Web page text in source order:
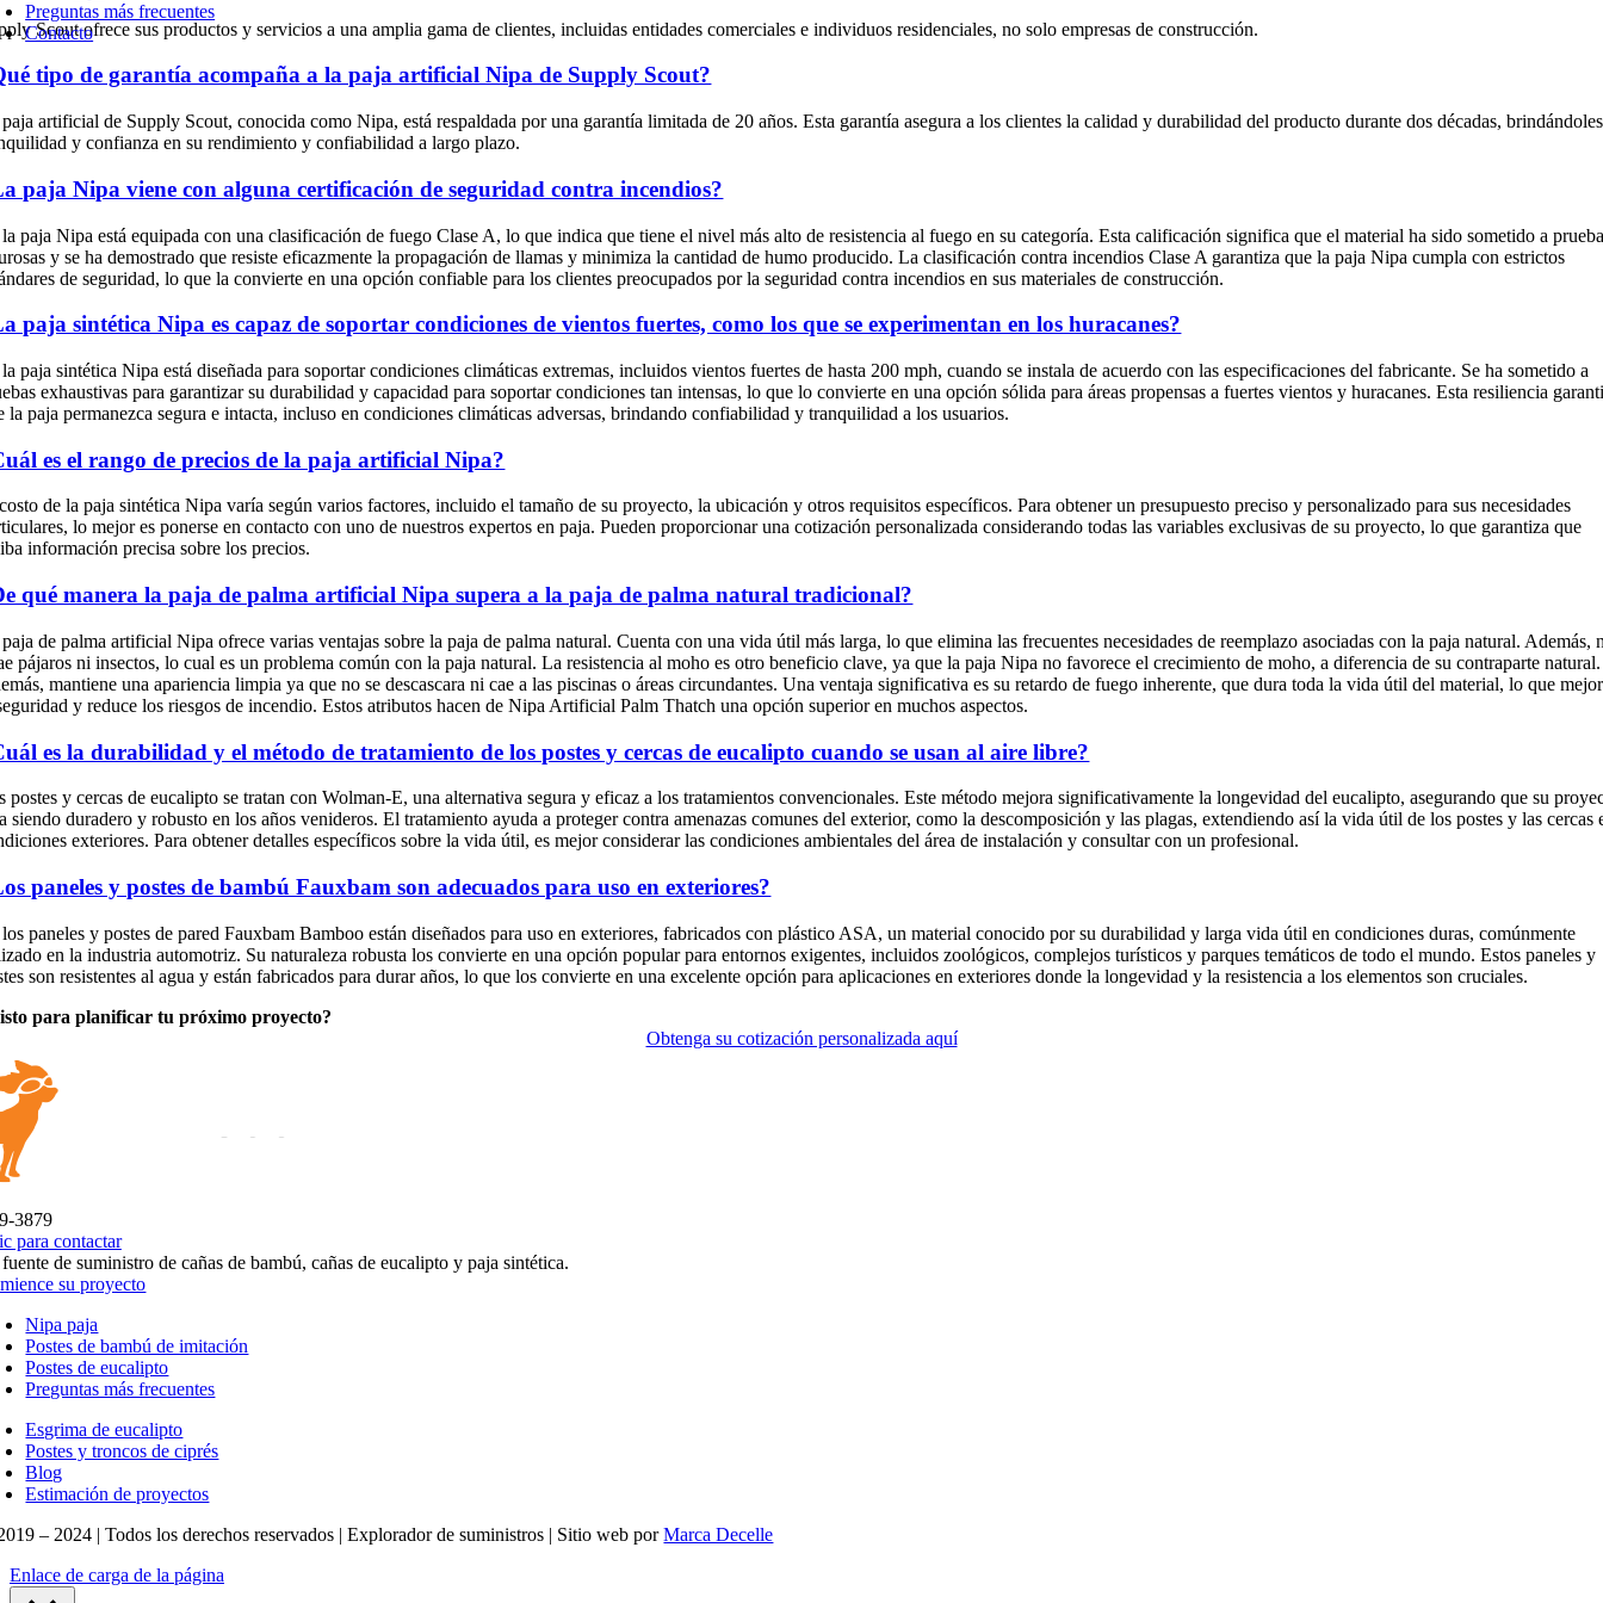
Preguntas más frecuentes
Contacto
Scout ofrece sus productos y servicios a una amplia gama de clientes, incluidas entidades comerciales e individuos residenciales, no solo empresas de construcción.
tipo de garantía acompaña a la paja artificial Nipa de Supply Scout?
artificial de Supply Scout, conocida como Nipa, está respaldada por una garantía limitada de 20 años. Esta garantía asegura a los clientes la calidad y durabilidad del producto durante dos décadas, brindándoles
y confianza en su rendimiento y confiabilidad a largo plazo.
paja Nipa viene con alguna certificación de seguridad contra incendios?
paja Nipa está equipada con una clasificación de fuego Clase A, lo que indica que tiene el nivel más alto de resistencia al fuego en su categoría. Esta calificación significa que el material ha sido sometido a
y se ha demostrado que resiste eficazmente la propagación de llamas y minimiza la cantidad de humo producido. La clasificación contra incendios Clase A garantiza que la paja Nipa cumpla con estrictos
de seguridad, lo que la convierte en una opción confiable para los clientes preocupados por la seguridad contra incendios en sus materiales de construcción.
paja sintética Nipa es capaz de soportar condiciones de vientos fuertes, como los que se experimentan en los huracanes?
paja sintética Nipa está diseñada para soportar condiciones climáticas extremas, incluidos vientos fuertes de hasta 200 mph, cuando se instala de acuerdo con las especificaciones del fabricante. Se ha sometido a
exhaustivas para garantizar su durabilidad y capacidad para soportar condiciones tan intensas, lo que lo convierte en una opción sólida para áreas propensas a fuertes vientos y huracanes. Esta resiliencia
la paja permanezca segura e intacta, incluso en condiciones climáticas adversas, brindando confiabilidad y tranquilidad a los usuarios.
es el rango de precios de la paja artificial Nipa?
de la paja sintética Nipa varía según varios factores, incluido el tamaño de su proyecto, la ubicación y otros requisitos específicos. Para obtener un presupuesto preciso y personalizado para sus necesidades
lo mejor es ponerse en contacto con uno de nuestros expertos en paja. Pueden proporcionar una cotización personalizada considerando todas las variables exclusivas de su proyecto, lo que garantiza que
información precisa sobre los precios.
qué manera la paja de palma artificial Nipa supera a la paja de palma natural tradicional?
de palma artificial Nipa ofrece varias ventajas sobre la paja de palma natural. Cuenta con una vida útil más larga, lo que elimina las frecuentes necesidades de reemplazo asociadas con la paja natural. Además,
pájaros ni insectos, lo cual es un problema común con la paja natural. La resistencia al moho es otro beneficio clave, ya que la paja Nipa no favorece el crecimiento de moho, a diferencia de su contraparte natural.
mantiene una apariencia limpia ya que no se descascara ni cae a las piscinas o áreas circundantes. Una ventaja significativa es su retardo de fuego inherente, que dura toda la vida útil del material, lo que
y reduce los riesgos de incendio. Estos atributos hacen de Nipa Artificial Palm Thatch una opción superior en muchos aspectos.
es la durabilidad y el método de tratamiento de los postes y cercas de eucalipto cuando se usan al aire libre?
postes y cercas de eucalipto se tratan con Wolman-E, una alternativa segura y eficaz a los tratamientos convencionales. Este método mejora significativamente la longevidad del eucalipto, asegurando que su
siendo duradero y robusto en los años venideros. El tratamiento ayuda a proteger contra amenazas comunes del exterior, como la descomposición y las plagas, extendiendo así la vida útil de los postes y las cercas
exteriores. Para obtener detalles específicos sobre la vida útil, es mejor considerar las condiciones ambientales del área de instalación y consultar con un profesional.
paneles y postes de bambú Fauxbam son adecuados para uso en exteriores?
paneles y postes de pared Fauxbam Bamboo están diseñados para uso en exteriores, fabricados con plástico ASA, un material conocido por su durabilidad y larga vida útil en condiciones duras, comúnmente
en la industria automotriz. Su naturaleza robusta los convierte en una opción popular para entornos exigentes, incluidos zoológicos, complejos turísticos y parques temáticos de todo el mundo. Estos paneles y
son resistentes al agua y están fabricados para durar años, lo que los convierte en una excelente opción para aplicaciones en exteriores donde la longevidad y la resistencia a los elementos son cruciales.
para planificar tu próximo proyecto?
Obtenga su cotización personalizada aquí
3879
para contactar
de suministro de cañas de bambú, cañas de eucalipto y paja sintética.
su proyecto
Nipa paja
Postes de bambú de imitación
Postes de eucalipto
Preguntas más frecuentes
Esgrima de eucalipto
Postes y troncos de ciprés
Blog
Estimación de proyectos
– 2024 | Todos los derechos reservados | Explorador de suministros | Sitio web porMarca Decelle
Enlace de carga de la página